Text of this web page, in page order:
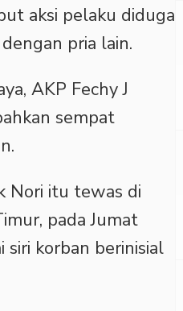
aksi pelaku diduga
pria lain.
AKP Fechy J
sempat
Nori itu tewas di
pada Jumat
korban berinisial